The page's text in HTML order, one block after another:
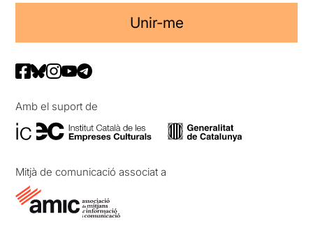
Unir-me
Amb el suport de
Mitjà de comunicació associat a